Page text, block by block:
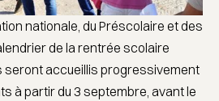
nationale, du Préscolaire et des
de la rentrée scolaire
seront accueillis progressivement
à partir du 3 septembre, avant le